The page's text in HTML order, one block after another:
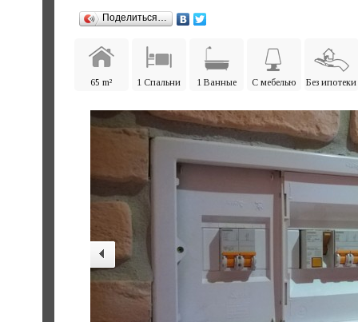
Поделиться…
65 m² 1 Спальни 1 Ванные С мебелью Без ипотеки